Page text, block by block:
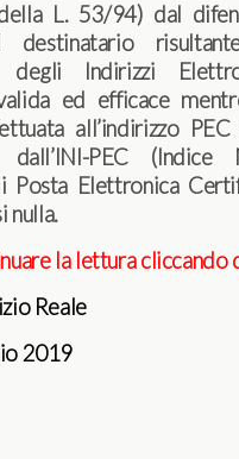
L. 53/94) dal
destinatario
degli Indirizzi
ed efficace
all’indirizzo
dall’INI-PEC (Indice
Posta Elettronica
nulla.
la lettura cliccando
Reale
2019